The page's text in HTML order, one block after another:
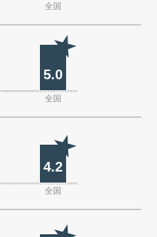
全国
5.0
全国
4.2
全国